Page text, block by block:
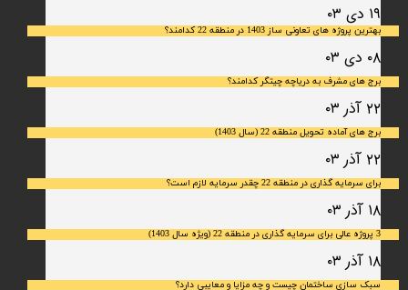
۱۹ دی ۰۳
بهترین پروژه های تعاونی ساز 1403 در منطقه 22 کدامند؟
۰۸ دی ۰۳
برج های مشرف به دریاچه چیتگر کدامند؟
۲۲ آذر ۰۳
برج های آماده تحویل منطقه 22 (سال 1403)
۲۲ آذر ۰۳
برای سرمایه‌ گذاری در منطقه 22 چقدر سرمایه لازم است؟
۱۸ آذر ۰۳
3 پروژه عالی برای سرمایه گذاری در منطقه 22 (ویژه سال 1403)
۱۸ آذر ۰۳
سبک سازی ساختمان چیست و چه مزایا و معایبی دارد؟